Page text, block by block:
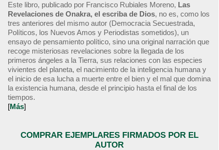
Este libro, publicado por Francisco Rubiales Moreno, Las
Revelaciones de Onakra, el escriba de Dios, no es, como los
tres anteriores del mismo autor (Democracia Secuestrada,
Políticos, los Nuevos Amos y Periodistas sometidos), un
ensayo de pensamiento político, sino una original narración que
recoge misteriosas revelaciones sobre la llegada de los
primeros ángeles a la Tierra, sus relaciones con las especies
vivientes del planeta, el nacimiento de la inteligencia humana y
el inicio de esa lucha a muerte entre el bien y el mal que domina
la existencia humana, desde el principio hasta el final de los
tiempos.
[Más]
COMPRAR EJEMPLARES FIRMADOS POR EL
AUTOR